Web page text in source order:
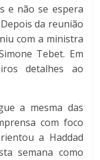
e não se espera
da reunião
com a ministra
Tebet. Em
detalhes ao
a mesma das
com foco
a Haddad
semana como